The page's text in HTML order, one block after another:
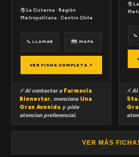
🌎 La Cisterna · Región
Metropolitana · Centro Chile
📞 LLAMAR 🗺 MAPA
VER FICHA COMPLETA ↗
⚡ Al contactar a Farmacia
Bienestar, menciona Una
Gran Avenida y pide
atencion preferencial.
🌎
⚡
VER MÁS